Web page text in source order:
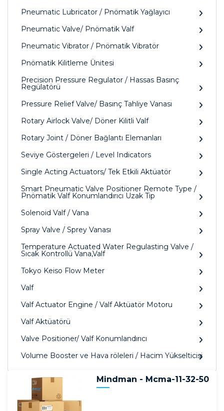
Pneumatic Lubricator / Pnömatik Yağlayıcı
Pneumatic Valve/ Pnömatik Valf
Pneumatic Vibrator / Pnömatik Vibratör
Pnömatik Kilitleme Ünitesi
Precision Pressure Regulator / Hassas Basınç
Regülatörü
Pressure Relief Valve/ Basınç Tahliye Vanası
Rotary Airlock Valve/ Döner Kilitli Valf
Rotary Joint / Döner Bağlantı Elemanları
Seviye Göstergeleri / Level Indicators
Single Acting Actuators/ Tek Etkili Aktüatör
Smart Pneumatic Valve Positioner Remote Type /
Pnömatik Valf Konumlandırıcı Uzak Tip
Solenoid Valf / Vana
Spray Valve / Sprey Vanası
Temperature Actuated Water Regulasting Valve /
Sıcak Kontrollü Vana,Valf
Tokyo Keiso Flow Meter
Valf
Valf Actuator Engine / Valf Aktüatör Motoru
Valf Aktüatörü
Valve Positioner/ Valf Konumlandırıcı
Volume Booster ve Hava röleleri / Hacim Yükselticisi
Mindman - Mcma-11-32-50